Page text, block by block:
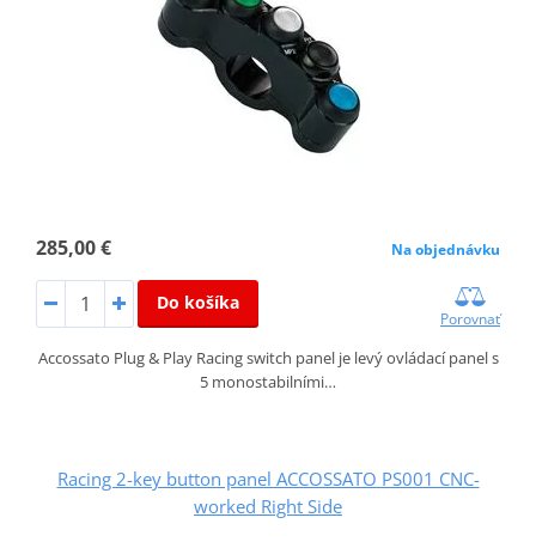
285,00 € Na objednávku
Do košíka
Porovnať
Accossato Plug & Play Racing switch panel je levý ovládací panel s
5 monostabilními…
Racing 2-key button panel ACCOSSATO PS001 CNC-
worked Right Side